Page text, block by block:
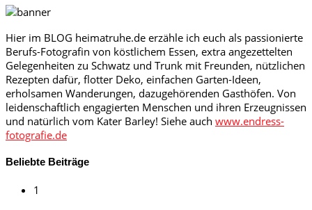
Hier im BLOG heimatruhe.de erzähle ich euch als passionierte
Berufs-Fotografin von köstlichem Essen, extra angezettelten
Gelegenheiten zu Schwatz und Trunk mit Freunden, nützlichen
Rezepten dafür, flotter Deko, einfachen Garten-Ideen,
erholsamen Wanderungen, dazugehörenden Gasthöfen. Von
leidenschaftlich engagierten Menschen und ihren Erzeugnissen
und natürlich vom Kater Barley! Siehe auch www.endress-
fotografie.de
Beliebte Beiträge
1